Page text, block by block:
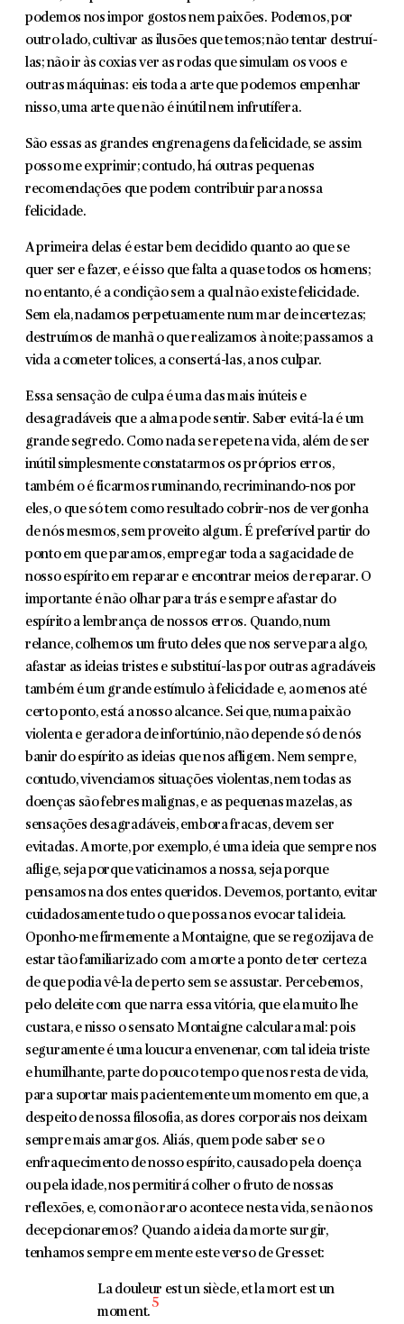
podemos nos impor gostos nem paixões. Podemos, por
outro lado, cultivar as ilusões que temos; não tentar destruí-
las; não ir às coxias ver as rodas que simulam os voos e
outras máquinas: eis toda a arte que podemos empenhar
nisso, uma arte que não é inútil nem infrutífera.
São essas as grandes engrenagens da felicidade, se assim
posso me expri­mir; contudo, há outras pequenas
recomendações que podem contribuir para nossa
felicidade.
A primeira delas é estar bem decidido quanto ao que se
quer ser e fazer, e é isso que falta a quase todos os homens;
no entanto, é a condição sem a qual não existe felicidade.
Sem ela, nadamos perpetuamente num mar de incertezas;
destruímos de manhã o que realizamos à noite; passamos a
vida a cometer tolices, a consertá-las, a nos culpar.
Essa sensação de culpa é uma das mais inúteis e
desagradáveis que a alma pode sentir. Saber evitá-la é um
grande segredo. Como nada se repete na vida, além de ser
inútil simplesmente constatarmos os próprios erros,
também o é ficarmos ruminando, recriminando-nos por
eles, o que só tem como resul­tado cobrir-nos de vergonha
de nós mesmos, sem proveito algum. É preferível partir do
ponto em que paramos, empregar toda a sagacidade de
nosso espí­rito em reparar e encontrar meios de reparar. O
importante é não olhar para trás e sempre afastar do
espírito a lembrança de nossos erros. Quando, num
relance, colhemos um fruto deles que nos serve para algo,
afastar as ideias tris­tes e substituí-las por outras agradáveis
também é um grande estímulo à felicidade e, ao menos até
certo ponto, está a nosso alcance. Sei que, numa paixão
violenta e geradora de infortúnio, não depende só de nós
banir do espírito as ideias que nos afligem. Nem sempre,
contudo, vivenciamos situações violentas, nem todas as
doenças são febres malignas, e as pequenas mazelas, as
sensações desagradáveis, embora fracas, devem ser
evitadas. A morte, por exemplo, é uma ideia que sempre nos
aflige, seja porque vaticinamos a nossa, seja porque
pensamos na dos entes queridos. Devemos, portanto, evitar
cuidadosamente tudo o que possa nos evocar tal ideia.
Oponho-me firmemente a Montaigne, que se regozijava de
estar tão familiarizado com a morte a ponto de ter certeza
de que podia vê-la de perto sem se assustar. Percebemos,
pelo deleite com que narra essa vitória, que ela muito lhe
custara, e nisso o sensato Montaigne cal­culara mal: pois
seguramente é uma loucura envenenar, com tal ideia triste
e humilhante, parte do pouco tempo que nos resta de vida,
para suportar mais pacientemente um momento em que, a
des­peito de nossa filosofia, as dores corporais nos deixam
sempre mais amargos. Aliás, quem pode saber se o
enfraquecimento de nosso espírito, causado pela doença
ou pela idade, nos permitirá colher o fruto de nossas
reflexões, e, como não raro acontece nesta vida, se não nos
decepcionaremos? Quando a ideia da morte surgir,
tenhamos sempre em mente este verso de Gresset:
La douleur est un siècle, et la mort est un
moment.
5